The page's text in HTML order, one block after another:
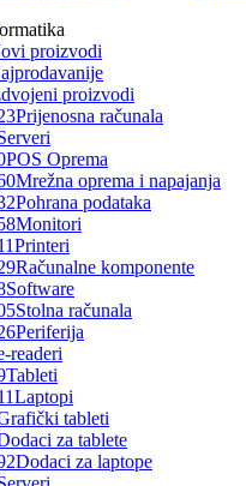
proizvodi
proizvodi
Prijenosna računala
POS Oprema
Mrežna oprema i napajanja
Pohrana podataka
Monitori
Printeri
Računalne komponente
Software
Stolna računala
Periferija
readeri
Tableti
Laptopi
tableti
za tablete
Dodaci za laptope